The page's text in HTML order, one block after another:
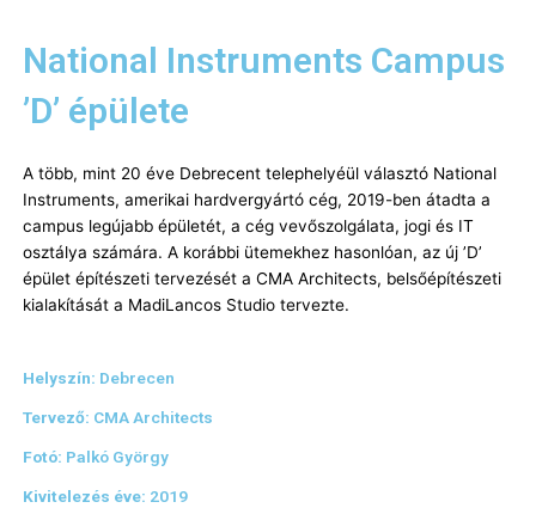
content
National Instruments Campus
’D’ épülete
A több, mint 20 éve Debrecent telephelyéül választó National
Instruments, amerikai hardvergyártó cég, 2019-ben átadta a
campus legújabb épületét, a cég vevőszolgálata, jogi és IT
osztálya számára. A korábbi ütemekhez hasonlóan, az új ’D’
épület építészeti tervezését a CMA Architects, belsőépítészeti
kialakítását a MadiLancos Studio tervezte.
Helyszín: Debrecen
Tervező: CMA Architects
Fotó: Palkó György
Kivitelezés éve: 2019